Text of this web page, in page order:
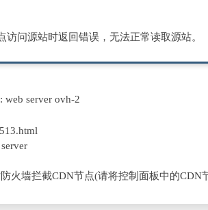
访问源站时返回错误，无法正常读取源站。
web server ovh-2
火墙拦截CDN节点(请将控制面板中的